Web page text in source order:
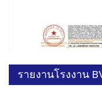
รายงานโรงงาน